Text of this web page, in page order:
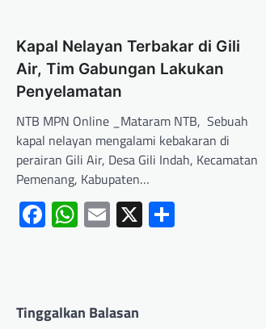
Kapal Nelayan Terbakar di Gili
Air, Tim Gabungan Lakukan
Penyelamatan
NTB MPN Online _Mataram NTB, Sebuah
kapal nelayan mengalami kebakaran di
perairan Gili Air, Desa Gili Indah, Kecamatan
Pemenang, Kabupaten…
Facebook
WhatsApp
Email
X
Tinggalkan Balasan